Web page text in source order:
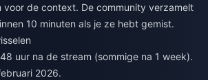
voor de context. De community verzamelt
10 minuten als je ze hebt gemist.
uur na de stream (sommige na 1 week).
2026.